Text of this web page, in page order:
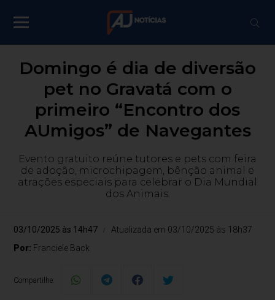
Domingo é dia de diversão
pet no Gravatá com o
primeiro “Encontro dos
AUmigos” de Navegantes
Evento gratuito reúne tutores e pets com feira
de adoção, microchipagem, bênção animal e
atrações especiais para celebrar o Dia Mundial
dos Animais.
03/10/2025 às 14h47
Atualizada em 03/10/2025 às 18h37
Por: Franciele Back
Compartilhe: